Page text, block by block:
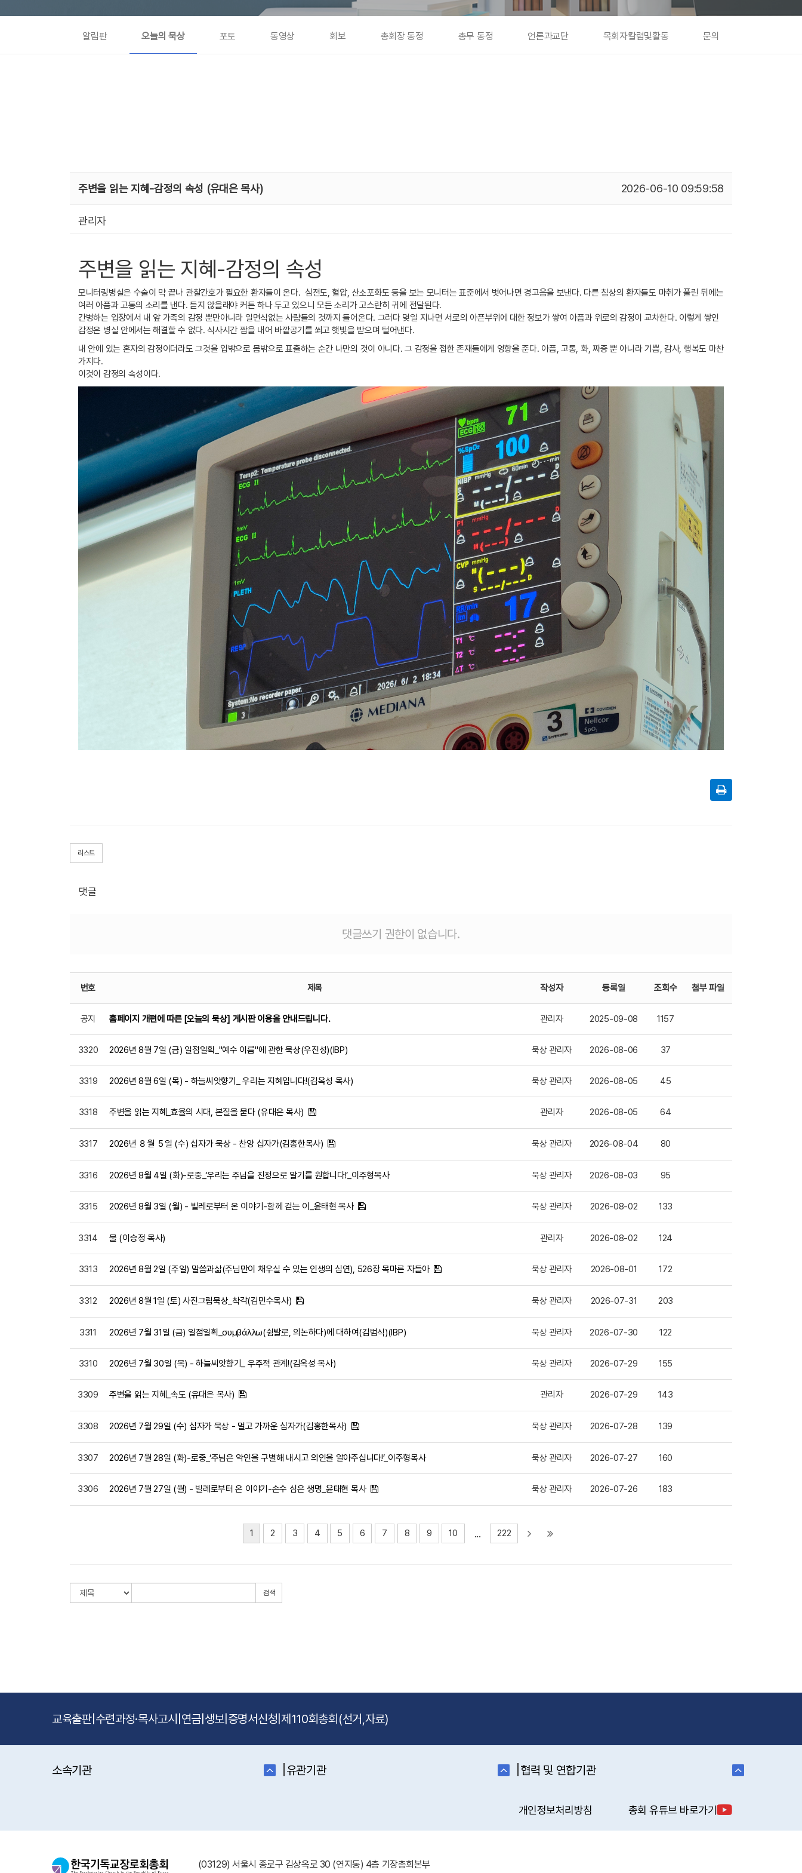
알림판 오늘의 묵상 포토 동영상 회보 총회장 동정 총무 동정 언론과교단 목회자칼럼및활동 문의
주변을 읽는 지혜-감정의 속성 (유대은 목사) 2026-06-10 09:59:58
관리자
주변을 읽는 지혜-감정의 속성
모니터링병실은 수술이 막 끝나 관찰간호가 필요한 환자들이 온다. 심전도, 혈압, 산소포화도 등을 보는 모니터는 표준에서 벗어나면 경고음을 보낸다. 다른 침상의 환자들도 마취가 풀린 뒤에는
여러 아픔과 고통의 소리를 낸다. 듣지 않을래야 커튼 하나 두고 있으니 모든 소리가 고스란히 귀에 전달된다.
간병하는 입장에서 내 앞 가족의 감정 뿐만아니라 일면식없는 사람들의 것까지 들어온다. 그러다 몇일 지나면 서로의 아픈부위에 대한 정보가 쌓여 아픔과 위로의 감정이 교차한다. 이렇게 쌓인
감정은 병실 안에서는 해결할 수 없다. 식사시간 짬을 내어 바깥공기를 쐬고 햇빛을 받으며 털어낸다.
내 안에 있는 혼자의 감정이더라도 그것을 입밖으로 몸밖으로 표출하는 순간 나만의 것이 아니다. 그 감정을 접한 존재들에게 영향을 준다. 아픔, 고통, 화, 짜증 뿐 아니라 기쁨, 감사, 행복도 마찬
가지다.
이것이 감정의 속성이다.
리스트
댓글
댓글쓰기 권한이 없습니다.
번호 제목 작성자 등록일 조회수 첨부 파일
공지 홈페이지 개편에 따른 [오늘의 묵상] 게시판 이용을 안내드립니다. 관리자 2025-09-08 1157
3320 2026년 8월 7일 (금) 일점일획_"예수 이름"에 관한 묵상(우진성)(IBP) 묵상 관리자 2026-08-06 37
3319 2026년 8월 6일 (목) - 하늘씨앗향기_ 우리는 지혜입니다!(김옥성 목사) 묵상 관리자 2026-08-05 45
3318 주변을 읽는 지혜_효율의 시대, 본질을 묻다 (유대은 목사) 관리자 2026-08-05 64
3317 2026년 ８월 ５일 (수) 십자가 묵상 - 찬양 십자가(김홍한목사) 묵상 관리자 2026-08-04 80
3316 2026년 8월 4일 (화)-로중_‘우리는 주님을 진정으로 알기를 원합니다!’_이주형목사 묵상 관리자 2026-08-03 95
3315 2026년 8월 3일 (월) - 빌레로부터 온 이야기-함께 걷는 이_윤태현 목사 묵상 관리자 2026-08-02 133
3314 물 (이승정 목사) 관리자 2026-08-02 124
3313 2026년 8월 2일 (주일) 말씀과삶(주님만이 채우실 수 있는 인생의 심연), 526장 목마른 자들아 묵상 관리자 2026-08-01 172
3312 2026년 8월 1일 (토) 사진그림묵상_착각(김민수목사) 묵상 관리자 2026-07-31 203
3311 2026년 7월 31일 (금) 일점일획_συμβάλλω(쉼발로, 의논하다)에 대하여(김범식)(IBP) 묵상 관리자 2026-07-30 122
3310 2026년 7월 30일 (목) - 하늘씨앗향기_ 우주적 관계!(김옥성 목사) 묵상 관리자 2026-07-29 155
3309 주변을 읽는 지혜_속도 (유대은 목사) 관리자 2026-07-29 143
3308 2026년 7월 29일 (수) 십자가 묵상 - 멀고 가까운 십자가(김홍한목사) 묵상 관리자 2026-07-28 139
3307 2026년 7월 28일 (화)-로중_‘주님은 악인을 구별해 내시고 의인을 알아주십니다!’_이주형목사 묵상 관리자 2026-07-27 160
3306 2026년 7월 27일 (월) - 빌레로부터 온 이야기-손수 심은 생명_윤태현 목사 묵상 관리자 2026-07-26 183
1 2 3 4 5 6 7 8 9 10 ... 222
검색
교육출판| 수련과정·목사고시 연금| 생보 증명서신청 제110회총회(선거,자료)
소속기관 유관기관 협력 및 연합기관
개인정보처리방침 총회 유튜브 바로가기
(03129) 서울시 종로구 김상옥로 30 (연지동) 4층 기장총회본부